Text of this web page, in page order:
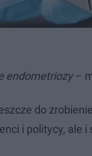
endometriozy–
do
i politycy, ale i